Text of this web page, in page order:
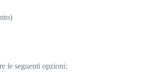
le seguenti opzioni: